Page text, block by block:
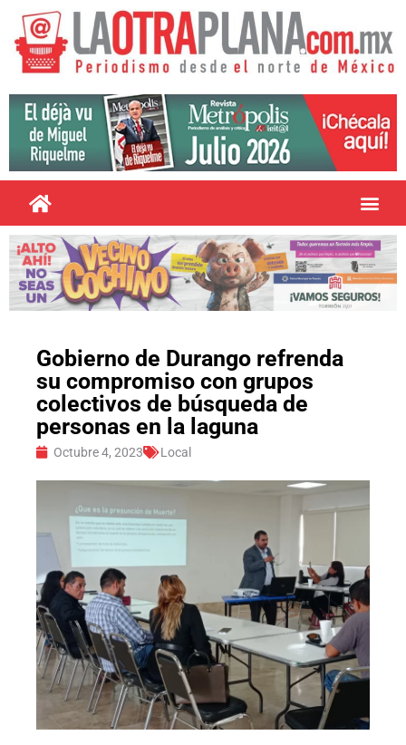
Gobierno de Durango refrenda
su compromiso con grupos
colectivos de búsqueda de
personas en la laguna
Octubre 4, 2023 Local